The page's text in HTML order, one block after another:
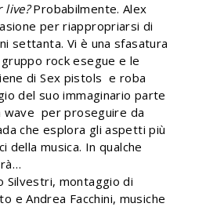
live?Probabilmente. Alex
per riappropriarsi di
settanta. Vi è una sfasatura
rock esegue e le
di Sex pistols e roba
del suo immaginario parte
wave per proseguire da
che esplora gli aspetti più
della musica. In qualche
Silvestri, montaggio di
e Andrea Facchini, musiche